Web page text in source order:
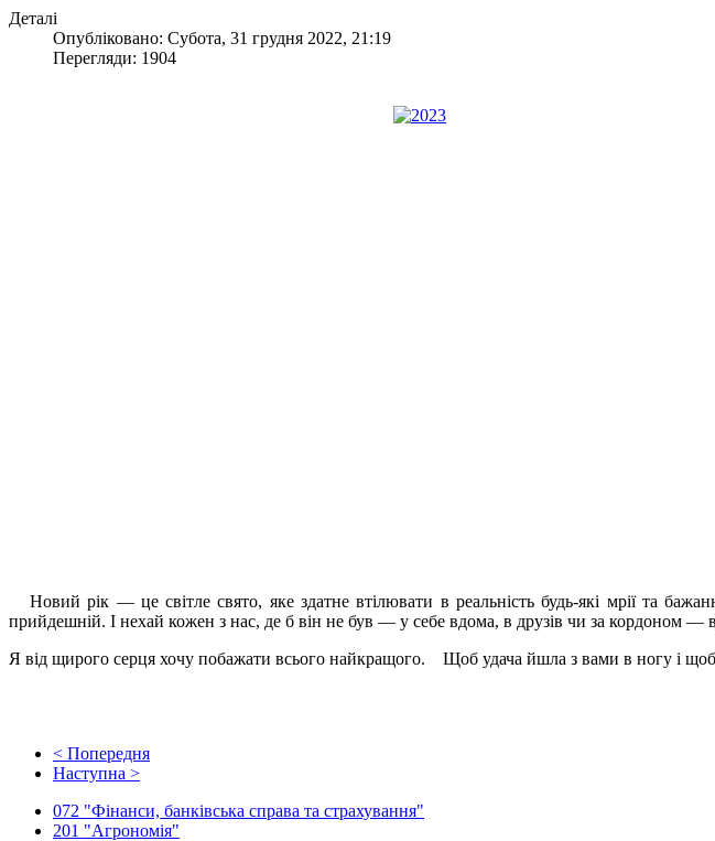
Деталі
Опубліковано: Субота, 31 грудня 2022, 21:19
Перегляди: 1904
Новий рік — це світле свято, яке здатне втілювати в реальність будь-які мрії та
прийдешній. І нехай кожен з нас, де б він не був — у себе вдома, в друзів чи за кордоном —
Я від щирого серця хочу побажати всього найкращого. Щоб удача йшла з вами в ногу і
< Попередня
Наступна >
072 "Фінанси, банківська справа та страхування"
201 "Агрономія"